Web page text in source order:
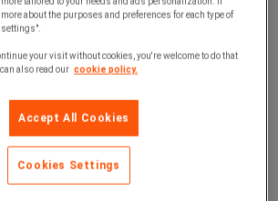
mm
about the purposes and preferences for each type of
settings".
your visit without cookies, you're welcome to do that
also read our cookie policy.
Accept All Cookies
Cookies Settings